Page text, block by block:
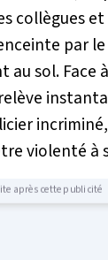
collègues
par
sol. Face
violenté à
après cette publicité